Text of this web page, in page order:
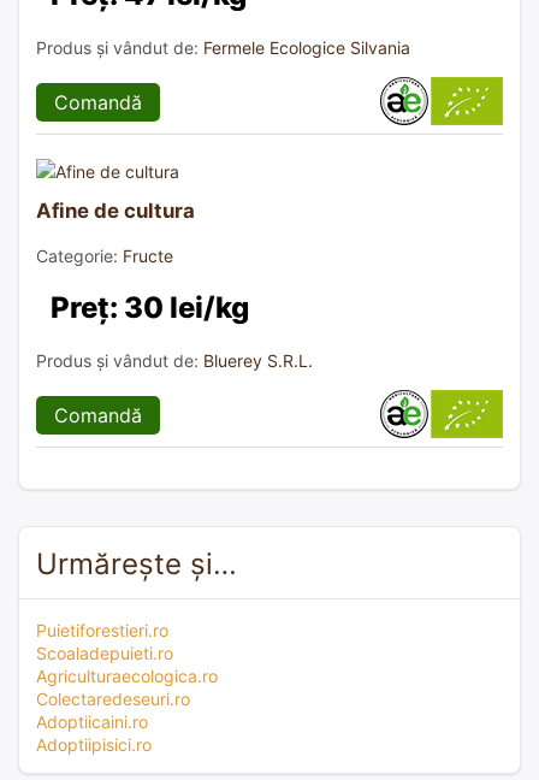
Produs și vândut de: Fermele Ecologice Silvania
Comandă
Afine de cultura
Categorie: Fructe
Preț: 30 lei/kg
Produs și vândut de: Bluerey S.R.L.
Comandă
Urmărește și…
Puietiforestieri.ro
Scoaladepuieti.ro
Agriculturaecologica.ro
Colectaredeseuri.ro
Adoptiicaini.ro
Adoptiipisici.ro